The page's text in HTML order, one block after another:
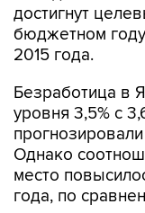
достигнут
бюджетном
2015 года.
Безработица в
уровня 3,5% с
Однако
место
года, по